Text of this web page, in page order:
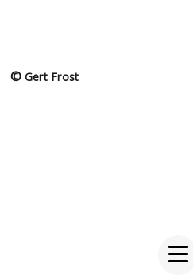
© Gert Frost